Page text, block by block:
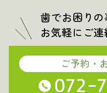
歯でお困りの
お気軽にご連
ご予約・